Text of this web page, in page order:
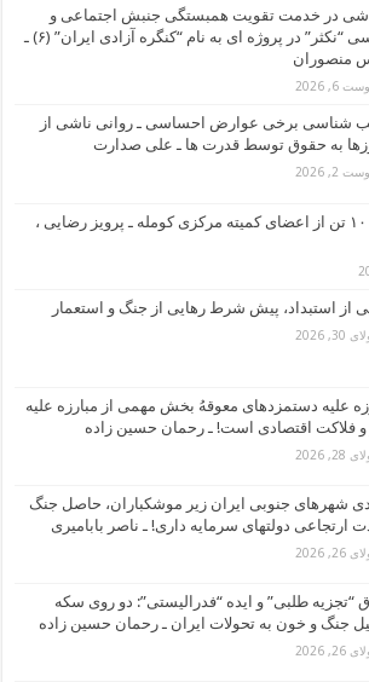
در خدمت تقویت همبستگی جنبش اجتماعی و
بررسی “نکثر” در پروژه ای به نام “کنگره آزادی ایران” (۶) ـ
منصوران
6, 2026
شناسی برخی عوارض احساسی ـ روانی ناشی از
به حقوق توسط قدرت ها ـ علی صدارت
2, 2026
نگاهی به نامه ۱۰ تن از اعضای کمیته مرکزی کومله ـ پرویز رضایی ،
از استبداد، پیش شرط رهایی از جنگ و استعمار
30, 2026
علیه دستمزدهای معوقهُ بخش مهمی از مبارزه علیه
و فلاکت اقتصادی است! ـ رحمان حسین زاده
28, 2026
شهرهای جنوبی ایران زیر موشکباران، حاصل جنگ
ارتجاعی دولتهای سرمایه داری! ـ ناصر بابامیری
26, 2026
“تجزیه طلبی” و ایده “فدرالیستی”: دو روی سکه
جنگ و خون به تحولات ایران ـ رحمان حسین زاده
26, 2026